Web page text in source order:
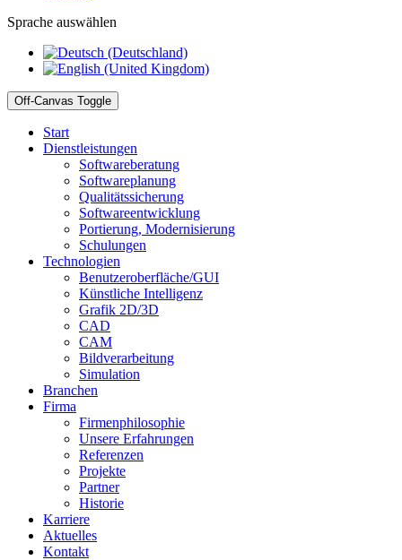
Sprache auswählen
Off-Canvas Toggle
Start
Dienstleistungen
Softwareberatung
Softwareplanung
Qualitätssicherung
Softwareentwicklung
Portierung, Modernisierung
Schulungen
Technologien
Benutzeroberfläche/GUI
Künstliche Intelligenz
Grafik 2D/3D
CAD
CAM
Bildverarbeitung
Simulation
Branchen
Firma
Firmenphilosophie
Unsere Erfahrungen
Referenzen
Projekte
Partner
Historie
Karriere
Aktuelles
Kontakt